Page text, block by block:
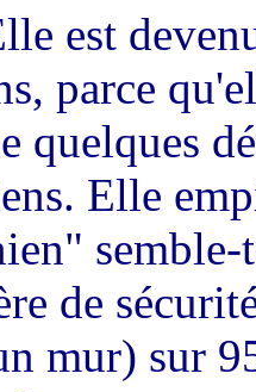
est
parce
quelques
Elle
de
mur) sur